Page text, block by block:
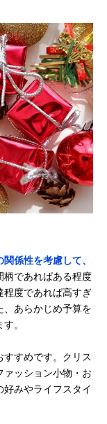
関係性を考慮して、
柄であればある程度
程度であれば高すぎ
、あらかじめ予算を
。
すすめです。クリス
ァッション小物・お
みやライフスタイ